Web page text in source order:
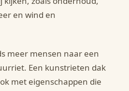
en wind en
meer mensen naar een
Een kunstrieten dak
met eigenschappen die